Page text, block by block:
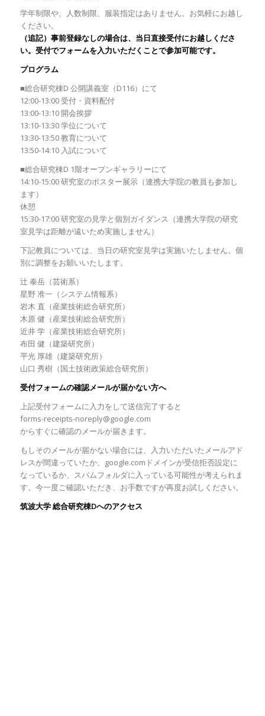
学年制限や、人数制限、服装指定はありません。お気軽にお越し
ください。
（追記）事前登録なしの場合は、当日直接受付にお越しくださ
い。受付でフォームを入力いただくことで参加可能です。
プログラム
■総合研究棟D 公開講義室（D116）にて
12:00-13:00 受付・資料配付
13:00-13:10 開会挨拶
13:10-13:30 学位について
13:30-13:50 教育について
13:50-14:10 入試について
■総合研究棟D 1階オープンギャラリーにて
14:10-15:00 研究室のポスター展示（連携大学院の教員も参加し
ます）
休憩
15:30-17:00 研究室の見学と個別ガイダンス（連携大学院の研究
室見学は距離が遠いため実施しません）
下記教員については、当日の研究室見学は実施いたしません。個
別に調整をお願いいたします。
辻 泰岳（芸術系）
星野 准一（システム情報系）
岩木 直（産業技術総合研究所）
木原 健（産業技術総合研究所）
近井 学（産業技術総合研究所）
布田 健（建築研究所）
平光 厚雄（建築研究所）
山口 秀樹（国土技術政策総合研究所）
受付フォームの確認メールが届かない方へ
上記受付フォームに入力をして送信完了すると
forms-receipts-noreply@google.com
からすぐに確認のメールが届きます。
もしそのメールが届かない場合には、入力いただいたメールアド
レスが間違っていたか、google.comドメインが受信拒否設定に
なっているか、スパムフォルダに入っている可能性が考えられま
す。今一度ご確認いただき、お手数ですが再度お試しください。
筑波大学 総合研究棟Dへのアクセス